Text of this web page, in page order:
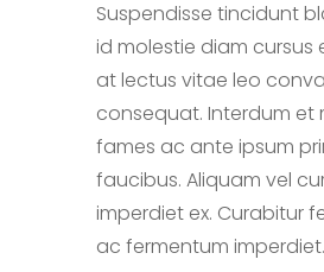
Suspendisse tincidunt
id molestie diam cursus
at lectus vitae leo
consequat. Interdum et
fames ac ante ipsum
faucibus. Aliquam vel
imperdiet ex. Curabitur
ac fermentum